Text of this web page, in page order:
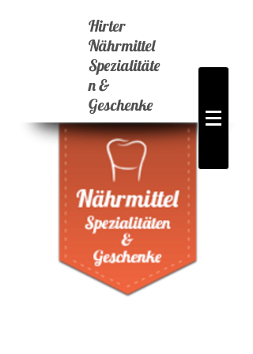
Hirter
Nährmittel
Spezialitäte
n &
Geschenke